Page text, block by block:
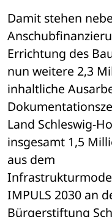
Damit stehen
Errichtung des
nun weitere 2,3
inhaltliche
Land Schleswig-
insgesamt 1,5
aus dem
IMPULS 2030 an
Bürgerstiftung